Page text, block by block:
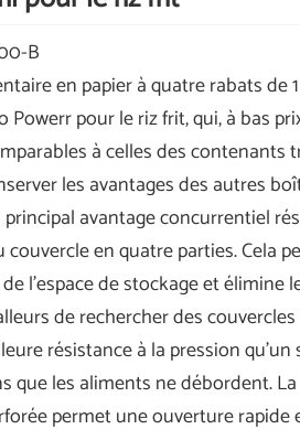
B
en papier à quatre rabats de
pour le riz frit, qui, à bas
à celles des contenants
les avantages des autres
avantage concurrentiel
en quatre parties. Cela
l'espace de stockage et élimine
de rechercher des couvercles
résistance à la pression qu’un
que les aliments ne débordent.
permet une ouverture rapide